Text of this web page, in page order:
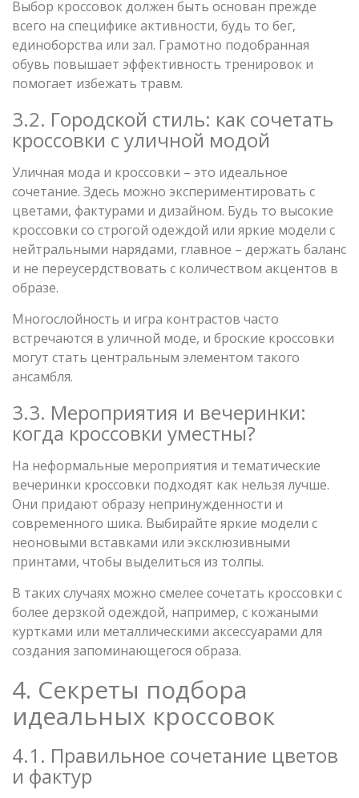
Выбор кроссовок должен быть основан прежде
всего на специфике активности, будь то бег,
единоборства или зал. Грамотно подобранная
обувь повышает эффективность тренировок и
помогает избежать травм.
3.2. Городской стиль: как сочетать
кроссовки с уличной модой
Уличная мода и кроссовки – это идеальное
сочетание. Здесь можно экспериментировать с
цветами, фактурами и дизайном. Будь то высокие
кроссовки со строгой одеждой или яркие модели с
нейтральными нарядами, главное – держать баланс
и не переусердствовать с количеством акцентов в
образе.
Многослойность и игра контрастов часто
встречаются в уличной моде, и броские кроссовки
могут стать центральным элементом такого
ансамбля.
3.3. Мероприятия и вечеринки:
когда кроссовки уместны?
На неформальные мероприятия и тематические
вечеринки кроссовки подходят как нельзя лучше.
Они придают образу непринужденности и
современного шика. Выбирайте яркие модели с
неоновыми вставками или эксклюзивными
принтами, чтобы выделиться из толпы.
В таких случаях можно смелее сочетать кроссовки с
более дерзкой одеждой, например, с кожаными
куртками или металлическими аксессуарами для
создания запоминающегося образа.
4. Секреты подбора
идеальных кроссовок
4.1. Правильное сочетание цветов
и фактур